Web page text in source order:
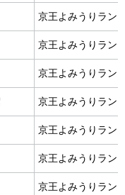
京王よみうりラン
京王よみうりラン
京王よみうりラン
京王よみうりラン
京王よみうりラン
京王よみうりラン
京王よみうりラン